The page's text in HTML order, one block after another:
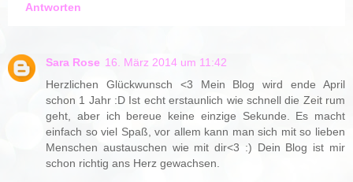
Antworten
Sara Rose 16. März 2014 um 11:42
Herzlichen Glückwunsch <3 Mein Blog wird ende April
schon 1 Jahr :D Ist echt erstaunlich wie schnell die Zeit rum
geht, aber ich bereue keine einzige Sekunde. Es macht
einfach so viel Spaß, vor allem kann man sich mit so lieben
Menschen austauschen wie mit dir<3 :) Dein Blog ist mir
schon richtig ans Herz gewachsen.